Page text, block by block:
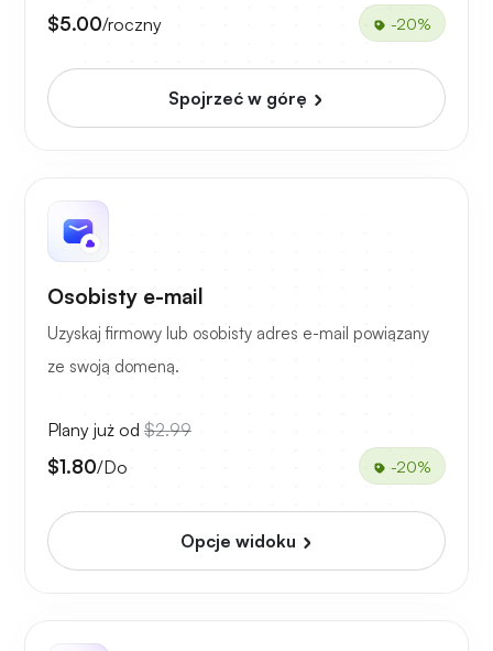
$5.00/roczny -20%
Spojrzeć w górę
Osobisty e-mail
Uzyskaj firmowy lub osobisty adres e-mail powiązany
ze swoją domeną.
Plany już od $2.99
$1.80/Do -20%
Opcje widoku